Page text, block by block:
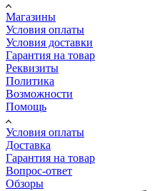
Магазины
Условия оплаты
Условия доставки
Гарантия на товар
Реквизиты
Политика
Возможности
Помощь
Условия оплаты
Доставка
Гарантия на товар
Вопрос-ответ
Обзоры